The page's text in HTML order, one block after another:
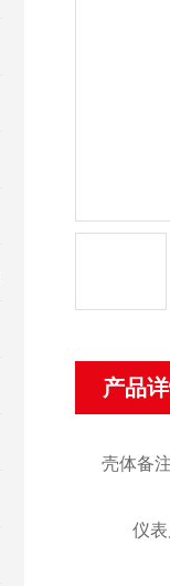
产品
壳体备
仪表尺